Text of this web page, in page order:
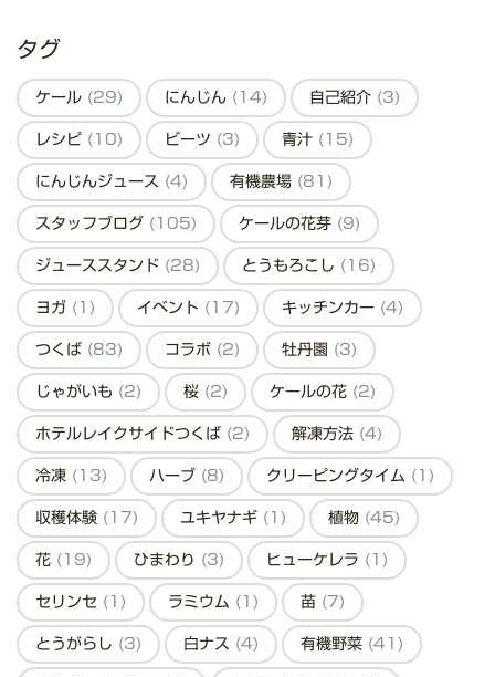
タグ
ケール (29) にんじん (14) 自己紹介 (3)
レシピ (10) ビーツ (3) 青汁 (15)
にんじんジュース (4) 有機農場 (81)
スタッフブログ (105) ケールの花芽 (9)
ジューススタンド (28) とうもろこし (16)
ヨガ (1) イベント (17) キッチンカー (4)
つくば (83) コラボ (2) 牡丹園 (3)
じゃがいも (2) 桜 (2) ケールの花 (2)
ホテルレイクサイドつくば (2) 解凍方法 (4)
冷凍 (13) ハーブ (8) クリーピングタイム (1)
収穫体験 (17) ユキヤナギ (1) 植物 (45)
花 (19) ひまわり (3) ヒューケレラ (1)
セリンセ (1) ラミウム (1) 苗 (7)
とうがらし (3) 白ナス (4) 有機野菜 (41)